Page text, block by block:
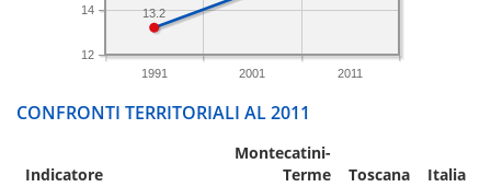
1991 2001 2011
12
14 13.2
CONFRONTI TERRITORIALI AL 2011
Indicatore
Montecatini-
Terme
Toscana Italia